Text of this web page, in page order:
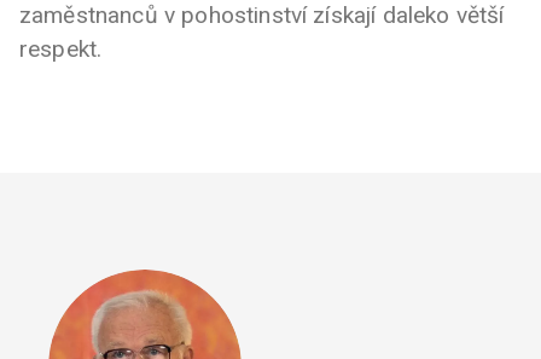
zaměstnanců v pohostinství získají daleko větší
respekt.